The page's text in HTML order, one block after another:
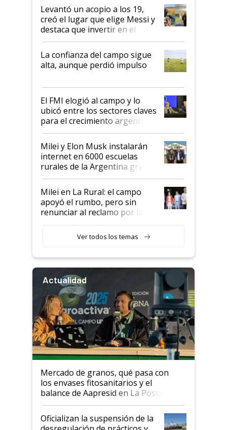
Levantó un acopio a los 19,
creó el lugar que elige Messi y
destaca que invertir en el
kirchnerismo era como "darle
plata a un hijo para droga":
Juan Félix Rossetti, el libertario
que de una dura crisis salió
de Milei
La confianza del campo sigue
alta, aunque perdió impulso
El FMI elogió al campo y lo
ubicó entre los sectores claves
para el crecimiento argentino
Milei y Elon Musk instalarán
internet en 6000 escuelas
rurales de la Argentina gracias
a un acuerdo con Starlink
Milei en La Rural: el campo
apoyó el rumbo, pero sin
renunciar al reclamo por las
Ver todos los temas
Actualidad
Mercado de granos, qué pasa con
los envases fitosanitarios y el
balance de Aapresid en La Posta
Oficializan la suspensión de la